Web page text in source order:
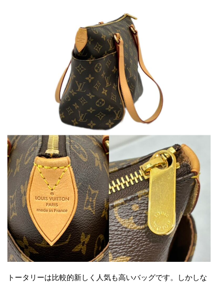
トータリーは比較的新しく人気も高いバッグです。しかしな